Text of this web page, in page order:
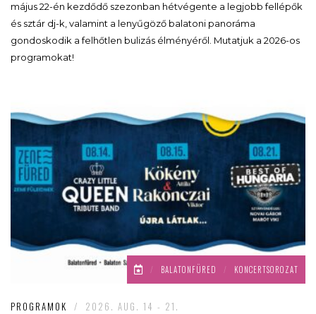
május 22-én kezdődő szezonban hétvégente a legjobb fellépők
és sztár dj-k, valamint a lenyűgöző balatoni panoráma
gondoskodik a felhőtlen bulizás élményéről. Mutatjuk a 2026-os
programokat!
/ BALATONFÜRED / KONCERTSOROZAT
PROGRAMOK / 2026. AUG. 14 - 21.